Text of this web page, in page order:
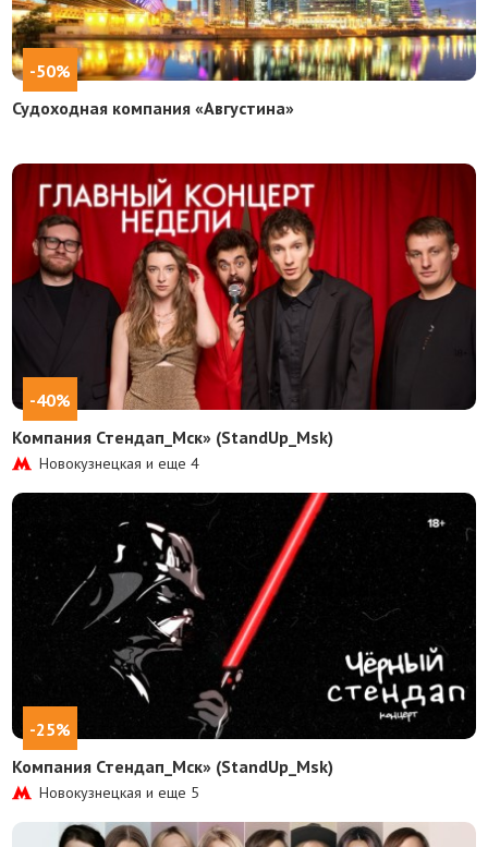
-50%
Судоходная компания «Августина»
-40%
Компания Стендап_Мск» (StandUp_Msk)
Новокузнецкая и еще4
-25%
Компания Стендап_Мск» (StandUp_Msk)
Новокузнецкая и еще 5